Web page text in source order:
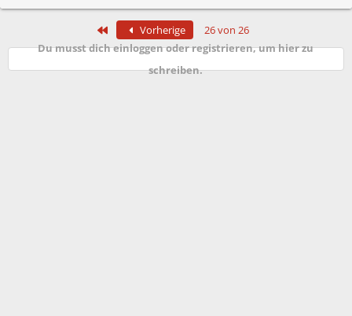
Erste Vorherige
26 von 26
Du musst dich einloggen oder registrieren, um hier zu
schreiben.